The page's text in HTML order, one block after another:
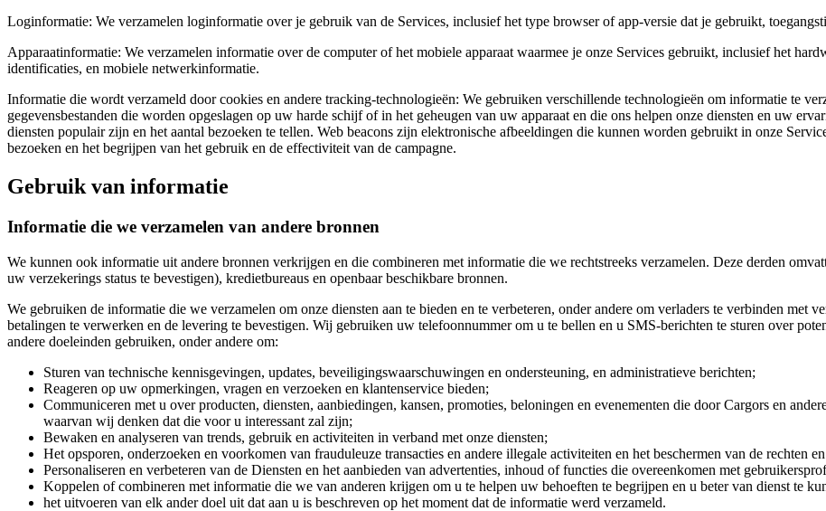
Loginformatie: We verzamelen loginformatie over je gebruik van de Services, inclusief het type browser of app-versie dat je gebruikt,
Apparaatinformatie: We verzamelen informatie over de computer of het mobiele apparaat waarmee je onze Services gebruikt, inclusief het
identificaties, en mobiele netwerkinformatie.
Informatie die wordt verzameld door cookies en andere tracking-technologieën: We gebruiken verschillende technologieën om informatie te
gegevensbestanden die worden opgeslagen op uw harde schijf of in het geheugen van uw apparaat en die ons helpen onze diensten en uw
diensten populair zijn en het aantal bezoeken te tellen. Web beacons zijn elektronische afbeeldingen die kunnen worden gebruikt in onze
bezoeken en het begrijpen van het gebruik en de effectiviteit van de campagne.
Gebruik van informatie
Informatie die we verzamelen van andere bronnen
We kunnen ook informatie uit andere bronnen verkrijgen en die combineren met informatie die we rechtstreeks verzamelen. Deze derden
uw verzekerings status te bevestigen), kredietbureaus en openbaar beschikbare bronnen.
We gebruiken de informatie die we verzamelen om onze diensten aan te bieden en te verbeteren, onder andere om verladers te verbinden met
betalingen te verwerken en de levering te bevestigen. Wij gebruiken uw telefoonnummer om u te bellen en u SMS-berichten te sturen over
andere doeleinden gebruiken, onder andere om:
Sturen van technische kennisgevingen, updates, beveiligingswaarschuwingen en ondersteuning, en administratieve berichten;
Reageren op uw opmerkingen, vragen en verzoeken en klantenservice bieden;
Communiceren met u over producten, diensten, aanbiedingen, kansen, promoties, beloningen en evenementen die door Cargors en
waarvan wij denken dat die voor u interessant zal zijn;
Bewaken en analyseren van trends, gebruik en activiteiten in verband met onze diensten;
Het opsporen, onderzoeken en voorkomen van frauduleuze transacties en andere illegale activiteiten en het beschermen van de rechten
Personaliseren en verbeteren van de Diensten en het aanbieden van advertenties, inhoud of functies die overeenkomen met
Koppelen of combineren met informatie die we van anderen krijgen om u te helpen uw behoeften te begrijpen en u beter van dienst te
het uitvoeren van elk ander doel uit dat aan u is beschreven op het moment dat de informatie werd verzameld.